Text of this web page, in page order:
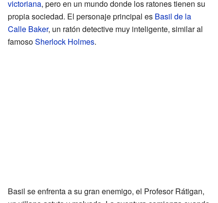
victoriana, pero en un mundo donde los ratones tienen su
propia sociedad. El personaje principal es Basil de la
Calle Baker, un ratón detective muy inteligente, similar al
famosoSherlock Holmes.
Basil se enfrenta a su gran enemigo, el Profesor Rátigan,